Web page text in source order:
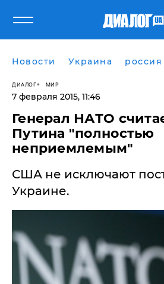
Новости Украина россия
ДИАЛОГ МИР
7 февраля 2015, 11:46
Генерал НАТО
Путина "полностью
неприемлемым"
США не исключают
Украине.